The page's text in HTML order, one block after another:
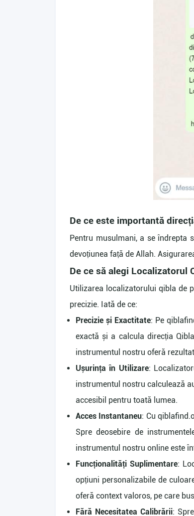
De ce este importantă
Pentru musulmani, a se îndrepta
devoțiunea față de Allah.
De ce să alegi
Utilizarea localizatorului qibla de
precizie. Iată de ce:
Precizie și Exactitate: Pe
exactă și a calcula direcția
instrumentul nostru oferă
Ușurința în Utilizare:
instrumentul nostru calculează
accesibil pentru toată lumea.
Acces Instantaneu: Cu
Spre deosebire de
instrumentul nostru online este
Funcționalități Suplimentare:
opțiuni personalizabile de
oferă context valoros, pe care
Fără Necesitatea Calibrării: